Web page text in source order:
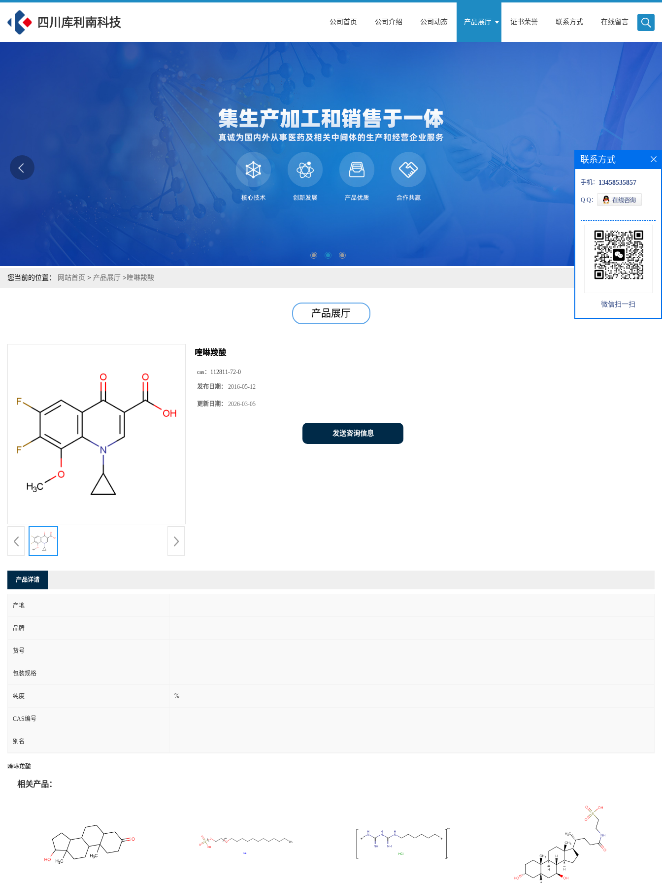
公司首页 公司介绍 公司动态 产品展厅 证书荣誉 联系方式 在线留言
您当前的位置： 网站首页 > 产品展厅 > 喹啉羧酸
产品展厅
喹啉羧酸
cas： 112811-72-0
发布日期： 2016-05-12
更新日期： 2026-03-05
发送咨询信息
产品详请
产地
品牌
货号
包装规格
纯度 %
CAS编号
别名
喹啉羧酸
相关产品：
联系方式
手机： 13458535857
Q Q：
微信扫一扫